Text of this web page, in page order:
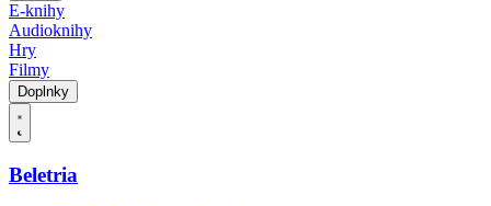
E-knihy
Audioknihy
Hry
Filmy
Doplnky
Beletria